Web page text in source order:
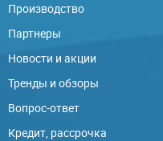
Производство
Партнеры
Новости и акции
Тренды и обзоры
Вопрос-ответ
Кредит, рассрочка